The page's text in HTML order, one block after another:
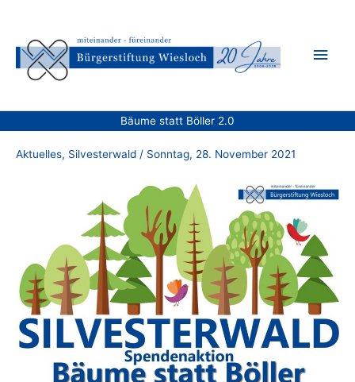
springen
Bäume statt Böller 2.0
Aktuelles, Silvesterwald / Sonntag, 28. November 2021